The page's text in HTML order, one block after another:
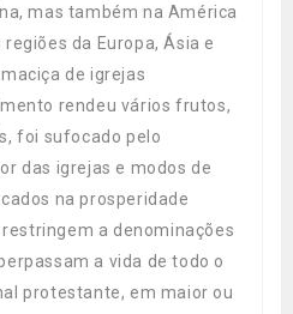
mas também na América
da Europa, Ásia e
de igrejas
rendeu vários frutos,
foi sufocado pelo
das igrejas e modos de
na prosperidade
a denominações
a vida de todo o
protestante, em maior ou